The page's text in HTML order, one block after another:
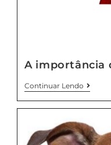
A importância
Continuar Lendo